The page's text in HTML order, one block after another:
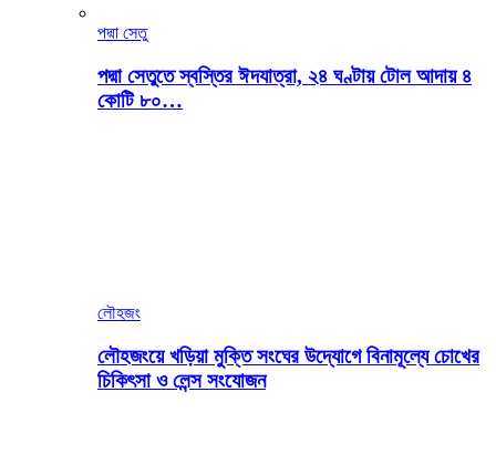
পদ্মা সেতু
পদ্মা সেতুতে স্বস্তির ঈদযাত্রা, ২৪ ঘণ্টায় টোল আদায় ৪
কোটি ৮০…
লৌহজং
লৌহজংয়ে খড়িয়া মুক্তি সংঘের উদ্যোগে বিনামূল্যে চোখের
চিকিৎসা ও লেন্স সংযোজন